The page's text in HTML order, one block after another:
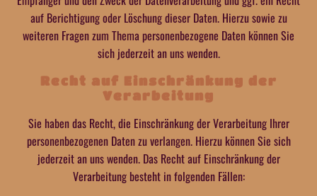
auf Berichtigung oder Löschung dieser Daten. Hierzu sowie zu
weiteren Fragen zum Thema personenbezogene Daten können Sie
sich jederzeit an uns wenden.
Recht auf Einschränkung der
Verarbeitung
Sie haben das Recht, die Einschränkung der Verarbeitung Ihrer
personenbezogenen Daten zu verlangen. Hierzu können Sie sich
jederzeit an uns wenden. Das Recht auf Einschränkung der
Verarbeitung besteht in folgenden Fällen: